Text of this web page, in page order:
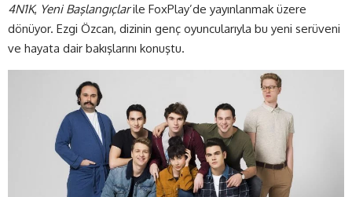
4N1K, Yeni Başlangıçlarile FoxPlay’de yayınlanmak üzere
dönüyor. Ezgi Özcan, dizinin genç oyuncularıyla bu yeni serüveni
ve hayata dair bakışlarını konuştu.